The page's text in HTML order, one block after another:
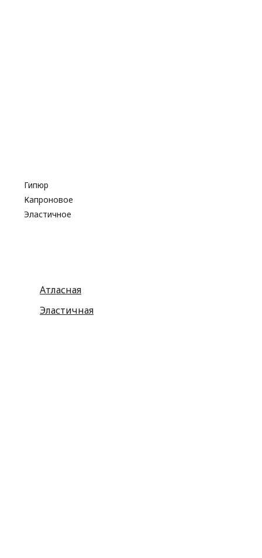
Гипюр
Капроновое
Эластичное
Атласная
Эластичная